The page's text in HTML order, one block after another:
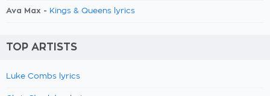
Ava Max - Kings & Queens lyrics
TOP ARTISTS
Luke Combs lyrics